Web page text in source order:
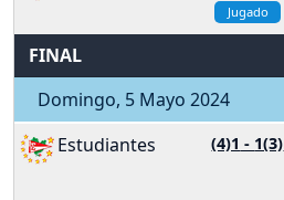
Jugado
FINAL
Domingo, 5 Mayo 2024
Estudiantes
(4)1 - 1(3)